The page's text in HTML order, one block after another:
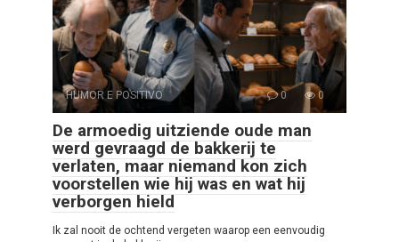
HUMOR E POSITIVO 0 0
De armoedig uitziende oude man
werd gevraagd de bakkerij te
verlaten, maar niemand kon zich
voorstellen wie hij was en wat hij
verborgen hield
Ik zal nooit de ochtend vergeten waarop een eenvoudig